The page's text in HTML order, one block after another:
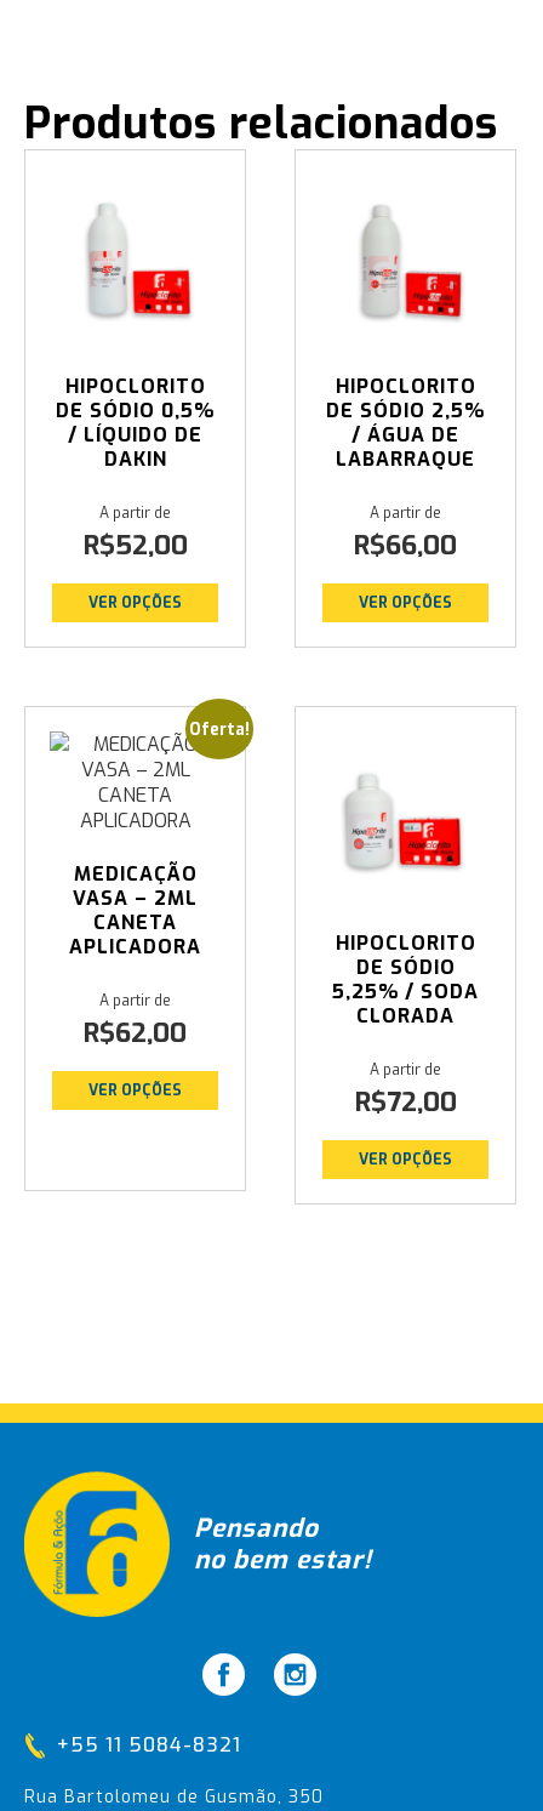
Produtos relacionados
HIPOCLORITO
DE SÓDIO 0,5%
/ LÍQUIDO DE
DAKIN
R$52,00
VER OPÇÕES
HIPOCLORITO
DE SÓDIO 2,5%
/ ÁGUA DE
LABARRAQUE
R$66,00
VER OPÇÕES
Oferta!
MEDICAÇÃO
VASA – 2ML
CANETA
APLICADORA
R$62,00
VER OPÇÕES
HIPOCLORITO
DE SÓDIO
5,25% / SODA
CLORADA
R$72,00
VER OPÇÕES
Pensando
no bem estar!
+55 11 5084-8321
Rua Bartolomeu de Gusmão, 350